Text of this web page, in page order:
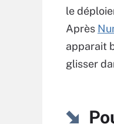
le
Après
apparait
glisser